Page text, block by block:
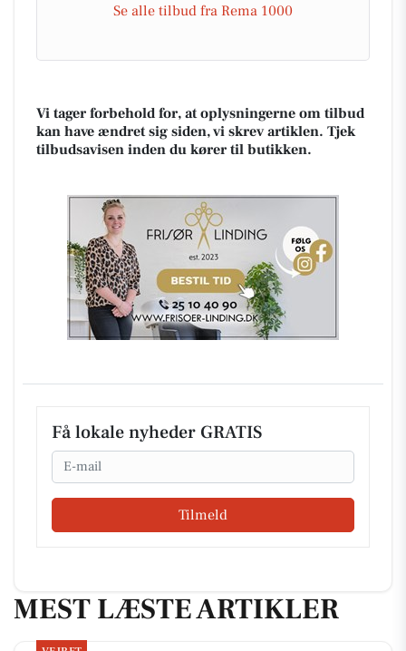
Se alle tilbud fra Rema 1000
Vi tager forbehold for, at oplysningerne om tilbud
kan have ændret sig siden, vi skrev artiklen. Tjek
tilbudsavisen inden du kører til butikken.
Få lokale nyheder GRATIS
Email
Tilmeld
MEST LÆSTE ARTIKLER